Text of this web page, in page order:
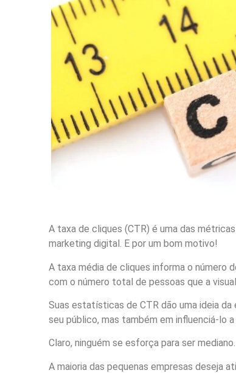
A taxa de cliques (CTR) é uma das
marketing digital. E por um bom motivo!
A taxa média de cliques informa o número
com o número total de pessoas que a
Suas estatísticas de CTR dão uma ideia
seu público, mas também em influenciá-lo a
Claro, ninguém se esforça para ser mediano.
A maioria das pequenas empresas deseja